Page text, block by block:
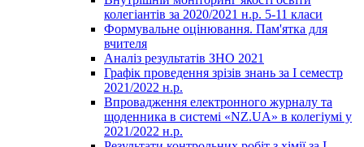
колегіантів за 2020/2021 н.р. 5-11 класи
Формувальне оцінювання. Пам'ятка для
вчителя
Аналіз результатів ЗНО 2021
Графік проведення зрізів знань за І семестр
2021/2022 н.р.
Впровадження електронного журналу та
щоденника в системі «NZ.UA» в колегіумі у
2021/2022 н.р.